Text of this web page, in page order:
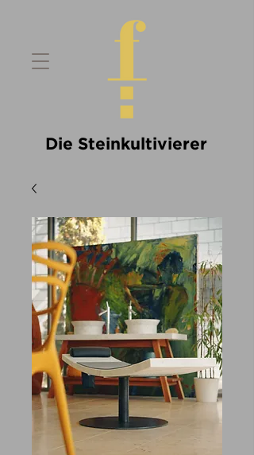
Die Steinkultivierer